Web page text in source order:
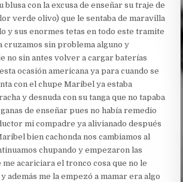
blusa con la excusa de enseñar su traje de
verde olivo) que le sentaba de maravilla
y sus enormes tetas en todo este tramite
cruzamos sin problema alguno y
no sin antes volver a cargar baterías
ocasión americana ya para cuando se
con el chupe Maribel ya estaba
y desnuda con su tanga que no tapaba
de enseñar pues no había remedio
mi compadre ya alivianado después
bien cachonda nos cambiamos al
chupando y empezaron las
acariciara el tronco cosa que no le
además me la empezó a mamar era algo